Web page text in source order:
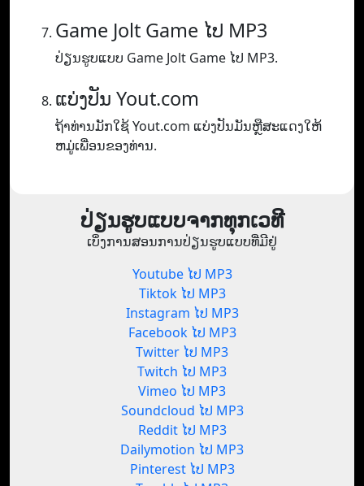
Game Jolt Game ໄປ MP3
ປ່ຽນຮູບແບບ Game Jolt Game ໄປ MP3.
ແບ່ງປັນ Yout.com
ຖ້າທ່ານມັກໃຊ້ Yout.com ແບ່ງປັນມັນຫຼືສະແດງໃຫ້
ຫມູ່ເພື່ອນຂອງທ່ານ.
ປ່ຽນຮູບແບບຈາກທຸກເວທີ
ເບິ່ງການສອນການປ່ຽນຮູບແບບທີ່ມີຢູ່
Youtube ໄປ MP3
Tiktok ໄປ MP3
Instagram ໄປ MP3
Facebook ໄປ MP3
Twitter ໄປ MP3
Twitch ໄປ MP3
Vimeo ໄປ MP3
Soundcloud ໄປ MP3
Reddit ໄປ MP3
Dailymotion ໄປ MP3
Pinterest ໄປ MP3